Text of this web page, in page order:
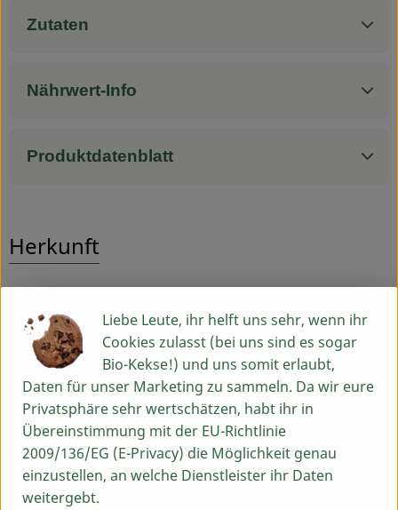
Zutaten
Nährwert-Info
Produktdatenblatt
Herkunft
Deutschland
Molkerei Söbbeke GmbH
D 48599 Gronau-Epe
Söbbeke: Bio-Genuss aus dem Münsterland
Seit der Gründung der Biomolkerei Söbbeke 1988 durch
Liebe Leute, ihr helft uns sehr, wenn ihr
Cookies zulasst (bei uns sind es sogar
Bio-Kekse!) und uns somit erlaubt,
Daten für unser Marketing zu sammeln. Da wir eure
Privatsphäre sehr wertschätzen, habt ihr in
Übereinstimmung mit der EU-Richtlinie
2009/136/EG (E-Privacy) die Möglichkeit genau
einzustellen, an welche Dienstleister ihr Daten
weitergebt.